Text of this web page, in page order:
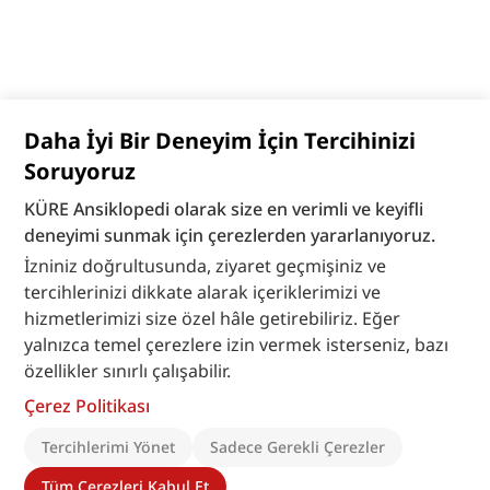
Daha İyi Bir Deneyim İçin Tercihinizi
Soruyoruz
KÜRE Ansiklopedi olarak size en verimli ve keyifli
deneyimi sunmak için çerezlerden yararlanıyoruz.
İzniniz doğrultusunda, ziyaret geçmişiniz ve
tercihlerinizi dikkate alarak içeriklerimizi ve
hizmetlerimizi size özel hâle getirebiliriz. Eğer
yalnızca temel çerezlere izin vermek isterseniz, bazı
özellikler sınırlı çalışabilir.
Çerez Politikası
Tercihlerimi Yönet
Sadece Gerekli Çerezler